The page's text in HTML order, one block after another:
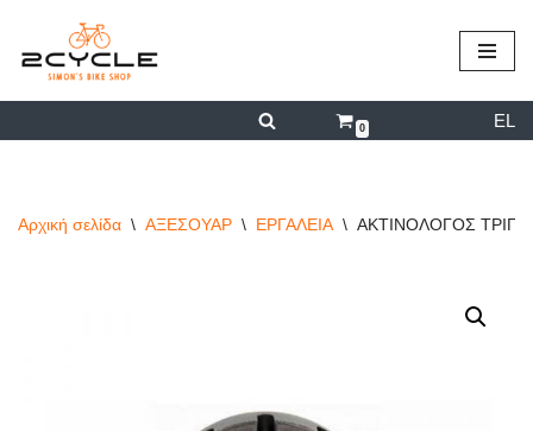
περιεχόμενο
Μεταπηδήστε
0 EL
Αρχική σελίδα \ ΑΞΕΣΟΥΑΡ \ ΕΡΓΑΛΕΙΑ \ ΑΚΤΙΝΟΛΟΓΟΣ